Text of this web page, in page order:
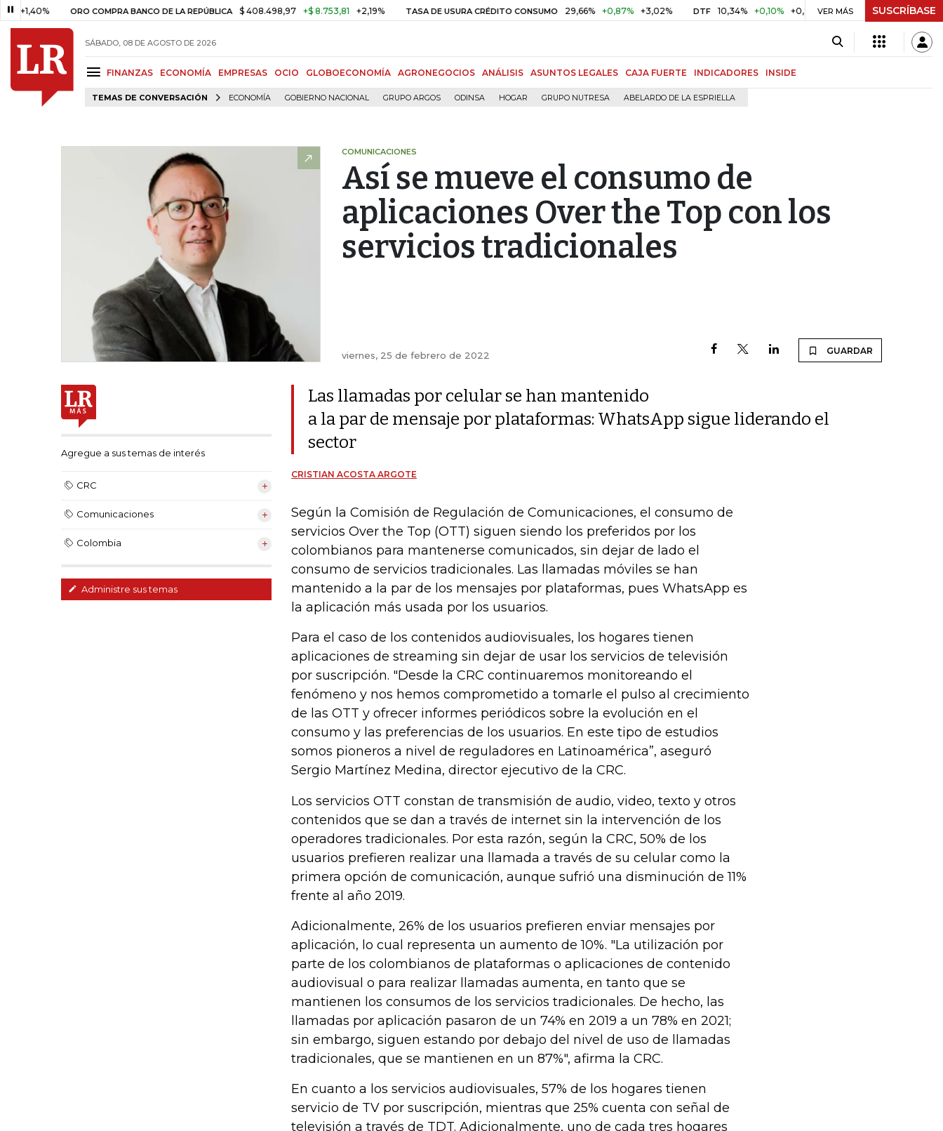
ORO COMPRA BANCO DE LA REPÚBLICA $ 408.498,97 +$ 8.753,81 +2,19% TASA DE USURA CRÉDITO CONSUMO 29,66% +0,87% +3,02% DTF 10,34% +0,10% +0,98% UVR $ 416,96 +$ 0,05 +0,01%
VER MÁS SUSCRÍBASE
SÁBADO, 08 DE AGOSTO DE 2026
FINANZAS ECONOMÍA EMPRESAS OCIO GLOBOECONOMÍA AGRONEGOCIOS ANÁLISIS ASUNTOS LEGALES CAJA FUERTE INDICADORES INSIDE
TEMAS DE CONVERSACIÓN ECONOMÍA GOBIERNO NACIONAL GRUPO ARGOS ODINSA HOGAR GRUPO NUTRESA ABELARDO DE LA ESPRIELLA
COMUNICACIONES
Así se mueve el consumo de
aplicaciones Over the Top con los
servicios tradicionales
viernes, 25 de febrero de 2022 GUARDAR
Agregue a sus temas de interés
CRC
Comunicaciones
Colombia
Administre sus temas
Las llamadas por celular se han mantenido
a la par de mensaje por plataformas: WhatsApp sigue liderando el
sector
CRISTIAN ACOSTA ARGOTE
Según la Comisión de Regulación de Comunicaciones, el consumo de
servicios Over the Top (OTT) siguen siendo los preferidos por los
colombianos para mantenerse comunicados, sin dejar de lado el
consumo de servicios tradicionales. Las llamadas móviles se han
mantenido a la par de los mensajes por plataformas, pues WhatsApp es
la aplicación más usada por los usuarios.
Para el caso de los contenidos audiovisuales, los hogares tienen
aplicaciones de streaming sin dejar de usar los servicios de televisión
por suscripción. "Desde la CRC continuaremos monitoreando el
fenómeno y nos hemos comprometido a tomarle el pulso al crecimiento
de las OTT y ofrecer informes periódicos sobre la evolución en el
consumo y las preferencias de los usuarios. En este tipo de estudios
somos pioneros a nivel de reguladores en Latinoamérica”, aseguró
Sergio Martínez Medina, director ejecutivo de la CRC.
Los servicios OTT constan de transmisión de audio, video, texto y otros
contenidos que se dan a través de internet sin la intervención de los
operadores tradicionales. Por esta razón, según la CRC, 50% de los
usuarios prefieren realizar una llamada a través de su celular como la
primera opción de comunicación, aunque sufrió una disminución de 11%
frente al año 2019.
Adicionalmente, 26% de los usuarios prefieren enviar mensajes por
aplicación, lo cual representa un aumento de 10%. "La utilización por
parte de los colombianos de plataformas o aplicaciones de contenido
audiovisual o para realizar llamadas aumenta, en tanto que se
mantienen los consumos de los servicios tradicionales. De hecho, las
llamadas por aplicación pasaron de un 74% en 2019 a un 78% en 2021;
sin embargo, siguen estando por debajo del nivel de uso de llamadas
tradicionales, que se mantienen en un 87%", afirma la CRC.
En cuanto a los servicios audiovisuales, 57% de los hogares tienen
servicio de TV por suscripción, mientras que 25% cuenta con señal de
televisión a través de TDT. Adicionalmente, uno de cada tres hogares